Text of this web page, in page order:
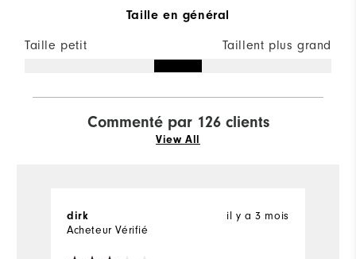
Taille en général
Taille petit Taillent plus grand
Commenté par 126 clients
View All
il y a 3 mois
dirk
Acheteur Vérifié